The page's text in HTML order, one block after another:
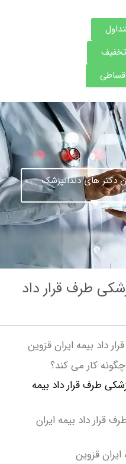
دندانپزشک
قرار داد
ایران قزوین
می کند؟
قرار داد بیمه
بیمه ایران